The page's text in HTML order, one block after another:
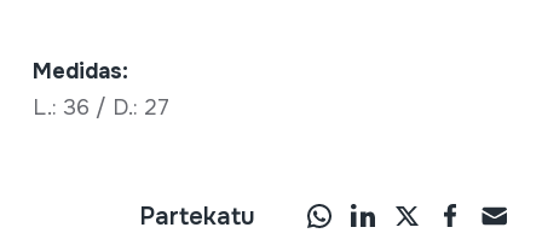
Medidas:
L.: 36 / D.: 27
Partekatu